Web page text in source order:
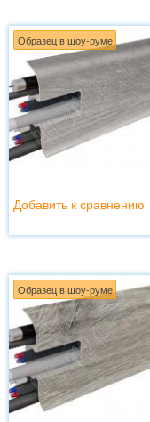
Образец в шоу-руме
Добавить к сравнению
Образец в шоу-руме